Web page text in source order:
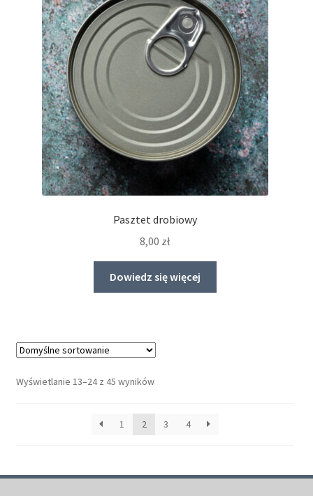
Pasztet drobiowy
8,00 zł
Dowiedz się więcej
Wyświetlanie 13–24 z 45 wyników
1 2 3 4